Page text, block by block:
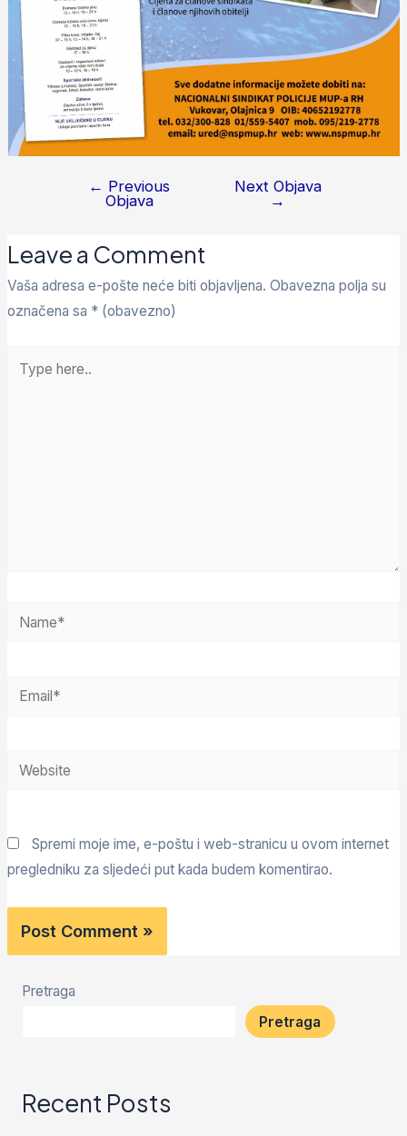
← Previous
Objava
Next Objava
→
Leave a Comment
Vaša adresa e-pošte neće biti objavljena. Obavezna polja su
označena sa * (obavezno)
Spremi moje ime, e-poštu i web-stranicu u ovom internet
pregledniku za sljedeći put kada budem komentirao.
Pretraga
Pretraga
Recent Posts